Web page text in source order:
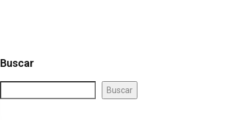
Buscar
Buscar